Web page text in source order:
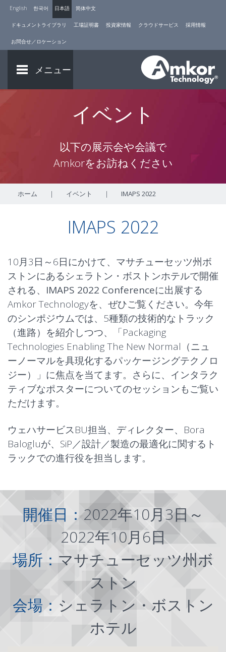
English 한국어 日本語 简体中文
ドキュメントライブラリ 工場証明書 投資家情報 クラウドサービス 採用情報
お問合せ／ロケーション
メニュー
イベント
以下の展示会や会議で
Amkorをお訪ねください
ホーム | イベント | IMAPS 2022
IMAPS 2022
10月3日～6日にかけて、マサチューセッツ州ボ
ストンにあるシェラトン・ボストンホテルで開催
される、 IMAPS 2022 Conferenceに出展する
Amkor Technologyを、ぜひご覧ください。今年
のシンポジウムでは、5種類の技術的なトラック
（進路）を紹介しつつ、「Packaging
Technologies Enabling The New Normal（ニュ
ーノーマルを具現化するパッケージングテクノロ
ジー）」に焦点を当てます。さらに、インタラク
ティブなポスターについてのセッションもご覧い
ただけます。
ウェハサービスBU担当、ディレクター、Bora
Balogluが、SiP／設計／製造の最適化に関するト
ラックでの進行役を担当します。
開催日：2022年10月3日～
2022年10月6日
場所： マサチューセッツ州ボ
ストン
会場： シェラトン・ボストン
ホテル